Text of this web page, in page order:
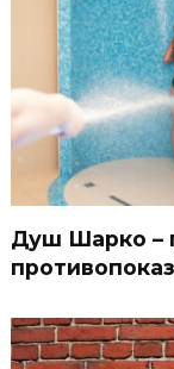
Душ Шарко –